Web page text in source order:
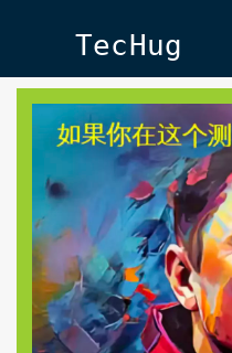
TecHug